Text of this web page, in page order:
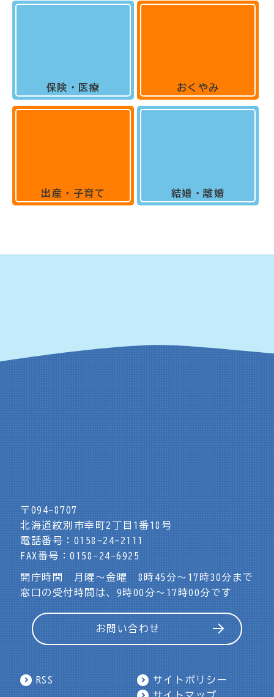
保険・医療
出産・子育て
おくやみ
結婚・離婚
〒094-8707
北海道紋別市幸町2丁目1番18号
電話番号：0158-24-2111
FAX番号：0158-24-6925
開庁時間 月曜～金曜 8時45分～17時30分まで
窓口の受付時間は、9時00分～17時00分です
お問い合わせ
RSS
サイトポリシー
サイトマップ